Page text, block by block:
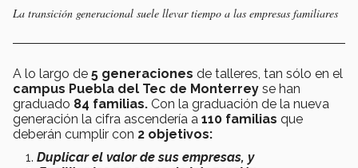
La transición generacional suele llevar tiempo a las empresas familiares
A lo largo de 5 generaciones de talleres, tan sólo en el
campus Puebla del Tec de Monterrey se han
graduado 84 familias. Con la graduación de la nueva
generación la cifra ascendería a 110 familias que
deberán cumplir con 2 objetivos:
Duplicar el valor de sus empresas, y